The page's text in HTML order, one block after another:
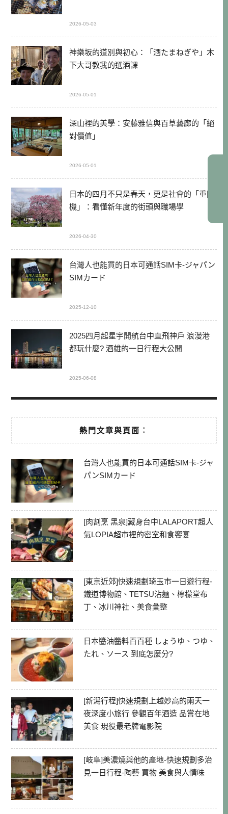
2026-05-03
神樂坂的道別與初心：「酒たまねぎや」木
下大哥教我的選酒課
2026-05-01
深山裡的美學：安藤雅信與百草藝廊的「絕
對價值」
2026-05-01
日本的四月不只是春天，更是社會的「重開
機」：看懂新年度的街頭與職場學
2026-04-30
台灣人也能買的日本可通話SIM卡-ジャパン
SIMカード
2025-12-10
2025四月起星宇開航台中直飛神戶 浪漫港
都玩什麼? 酒雄的一日行程大公開
2025-06-08
熱門文章與頁面︰
台灣人也能買的日本可通話SIM卡-ジャ
パンSIMカード
[肉割烹 黑泉]藏身台中LALAPORT超人
氣LOPIA超市裡的密室和食饗宴
[東京近郊]快速規劃琦玉市一日遊行程-
鐵道博物館、TETSU沾麵、檸檬堂布
丁、冰川神社、美食彙整
日本醬油醬料百百種 しょうゆ、つゆ、
たれ、ソース 到底怎麼分?
[新潟行程]快速規劃上越妙高的兩天一
夜深度小旅行 參觀百年酒造 品嘗在地
美食 現役最老牌電影院
[岐阜]美濃燒與他的產地-快速規劃多治
見一日行程-陶藝 買物 美食與人情味